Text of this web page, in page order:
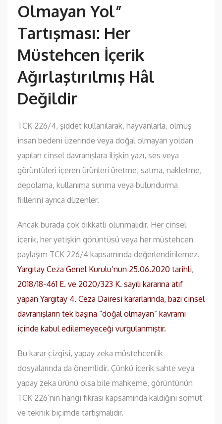
Olmayan Yol”
Tartışması: Her
Müstehcen İçerik
Ağırlaştırılmış Hâl
Değildir
TCK 226/4, şiddet kullanılarak, hayvanlarla, ölmüş
insan bedeni üzerinde veya doğal olmayan yoldan
yapılan cinsel davranışlara ilişkin yazı, ses veya
görüntüleri içeren ürünleri üretme, satma, nakletme,
depolama, kullanıma sunma veya bulundurma
fiillerini ayrıca düzenler.
Ancak burada çok dikkatli olunmalıdır. Her cinsel
içerik, her yetişkin görüntüsü veya her müstehcen
paylaşım TCK 226/4 kapsamında değerlendirilemez.
Yargıtay Ceza Genel Kurulu’nun 25.06.2020 tarihli,
2018/18-461 E. ve 2020/323 K. sayılı kararına atıf
yapan Yargıtay 4. Ceza Dairesi kararlarında, bazı cinsel
davranışların tek başına “doğal olmayan” kavramı
içinde kabul edilemeyeceği vurgulanmıştır.
Bu karar çizgisi, yapay zeka müstehcenlik
dosyalarında da önemlidir. Çünkü içerik sahte veya
yapay zeka ürünü olsa bile mahkeme, görüntünün
TCK 226’nın hangi fıkrası kapsamında kaldığını somut
ve teknik biçimde tartışmalıdır.